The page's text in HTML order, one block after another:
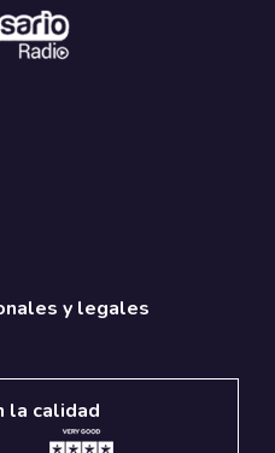
y legales
la calidad